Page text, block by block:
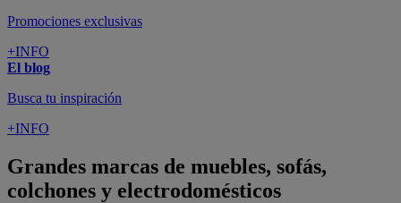
Promociones exclusivas
+INFO
El blog
Busca tu inspiración
+INFO
Grandes marcas de muebles, sofás,
colchones y electrodomésticos